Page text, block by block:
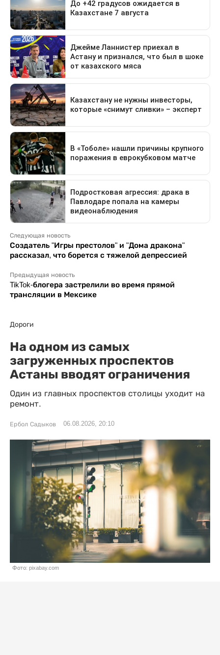
Следующая новость
Создатель "Игры престолов" и "Дома дракона"
рассказал, что борется с тяжелой депрессией
Предыдущая новость
TikTok-блогера застрелили во время прямой
трансляции в Мексике
Дороги
На одном из самых
загруженных проспектов
Астаны вводят ограничения
Один из главных проспектов столицы уходит на
ремонт.
Ербол Садыков 06.08.2026, 20:10
Фото: pixabay.com